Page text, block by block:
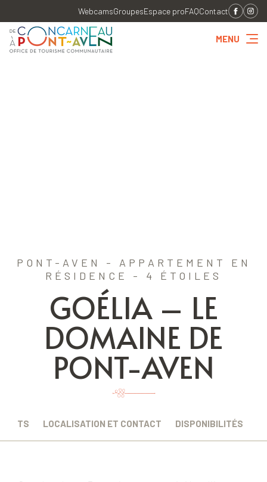
WebcamsGroupesEspace proFAQContact
MENU
PONT-AVEN - APPARTEMENT EN
RÉSIDENCE - 4 ÉTOILES
GOÉLIA – LE
DOMAINE DE
PONT-AVEN
LOCALISATION ET CONTACT DISPONIBILITÉS